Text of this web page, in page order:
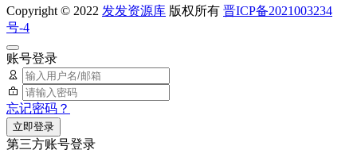
Copyright © 2022 发发资源库 版权所有 晋ICP备2021003234
号-4
账号登录
忘记密码？
立即登录
第三方账号登录